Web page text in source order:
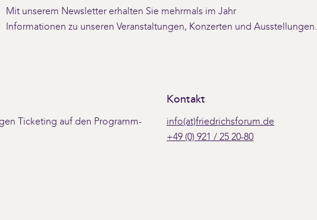
Mit unserem Newsletter erhalten Sie mehrmals im Jahr
Informationen zu unseren Veranstaltungen, Konzerten und Ausstellungen.
Ticketing auf den Programm-
Kontakt
info(at)friedrichsforum.de
+49 (0) 921 / 25 20-80